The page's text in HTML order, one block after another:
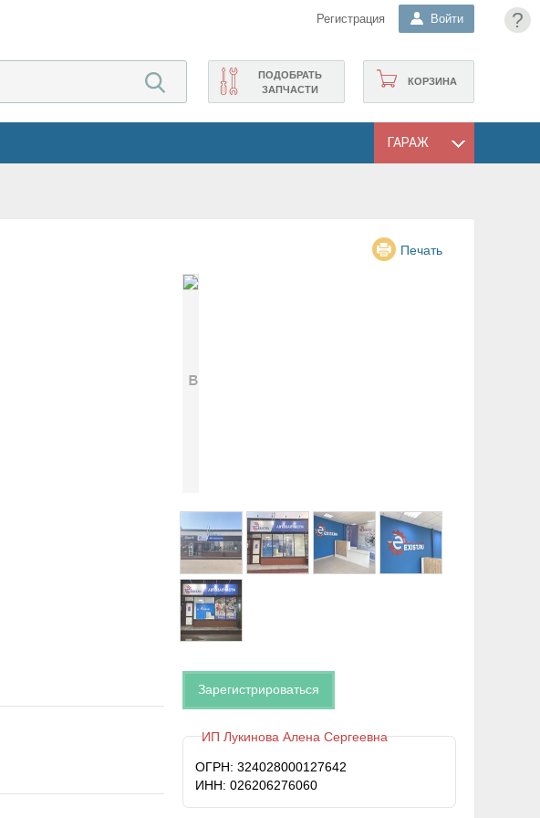
?
Регистрация Войти
КОРЗИНА
ПОДОБРАТЬ
ЗАПЧАСТИ
ГАРАЖ
Печать
Зарегистрироваться
ИП Лукинова Алена Сергеевна
ОГРН: 324028000127642
ИНН: 026206276060